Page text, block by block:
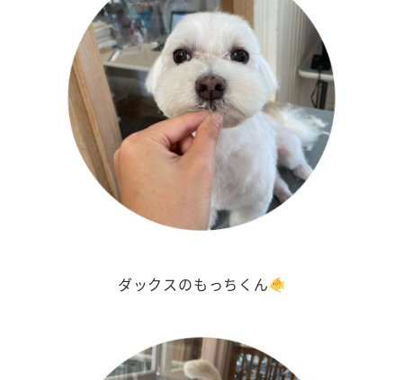
ダックスのもっちくん